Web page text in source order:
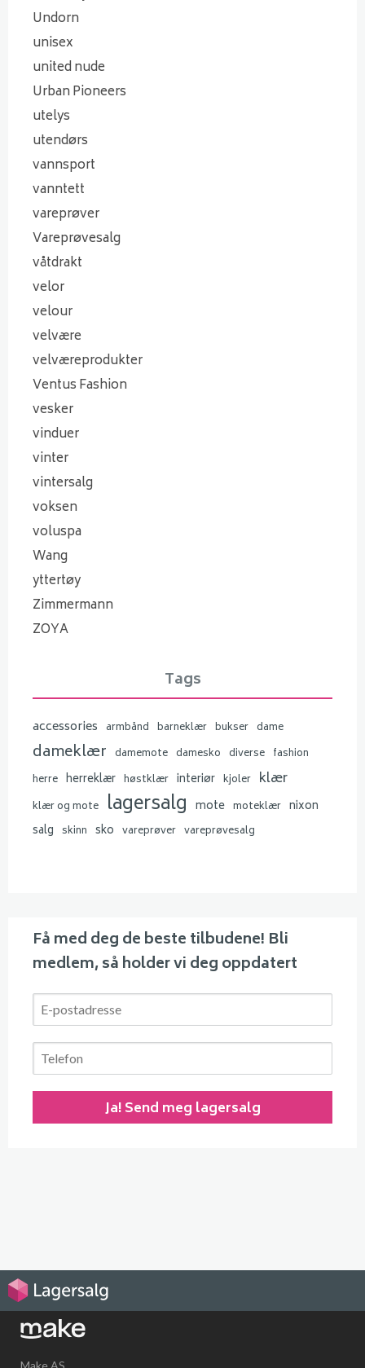
Undorn
unisex
united nude
Urban Pioneers
utelys
utendørs
vannsport
vanntett
vareprøver
Vareprøvesalg
våtdrakt
velor
velour
velvære
velværeprodukter
Ventus Fashion
vesker
vinduer
vinter
vintersalg
voksen
voluspa
Wang
yttertøy
Zimmermann
ZOYA
Tags
accessories armbånd barneklær bukser dame
dameklær damemote damesko diverse fashion
herre herreklær høstklær interiør kjoler klær
klær og mote lagersalg mote moteklær nixon
salg skinn sko vareprøver vareprøvesalg
Få med deg de beste tilbudene! Bli
medlem, så holder vi deg oppdatert
Make AS